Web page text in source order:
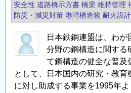
安全性 道路橋示方書 橋梁 維持管理
防災・減災対策 港湾構造物 耐火設計
日本鉄鋼連盟は、わ
分野の鋼構造に関する
て鋼構造の健全な普及
として、日本国内の研究・教
に対し助成する事業を1995年